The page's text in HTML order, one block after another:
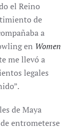
el Reino
de
a
en Women
me llevó a
legales
de Maya
entrometerse